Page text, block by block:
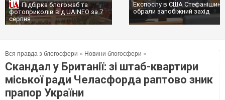
Підбірка блогожаб та
фотоприколів від UAINFO за 7
серпня
Експослу в США
обрали запобіжний захід
Вся правда з блогосфери » Новини блогосфери »
Скандал у Британії: зі штаб-квартири
міської ради Челасфорда раптово зник
прапор України